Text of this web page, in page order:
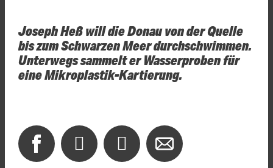
Joseph Heß will die Donau von der Quelle
bis zum Schwarzen Meer durchschwimmen.
Unterwegs sammelt er Wasserproben für
eine Mikroplastik-Kartierung.